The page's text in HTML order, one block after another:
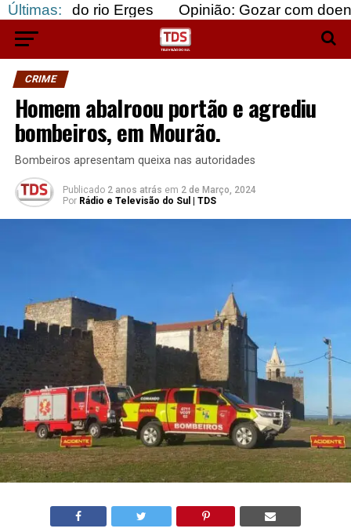
Últimas:
Erges Opinião: Gozar com doentes e
CRIME
Homem abalroou portão e agrediu
bombeiros, em Mourão.
Bombeiros apresentam queixa nas autoridades
Publicado 2 anos atrás em 2 de Março, 2024
Por Rádio e Televisão do Sul | TDS